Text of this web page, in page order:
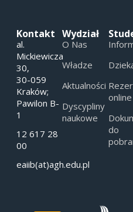
Kontakt
al.
Mickiewicza
30,
30-059
Kraków;
Pawilon B-
1
12 617 28
00
eaiib(at)agh.edu.pl
Wydział
O Nas
Władze
Aktualności
Dyscypliny
naukowe
online
do